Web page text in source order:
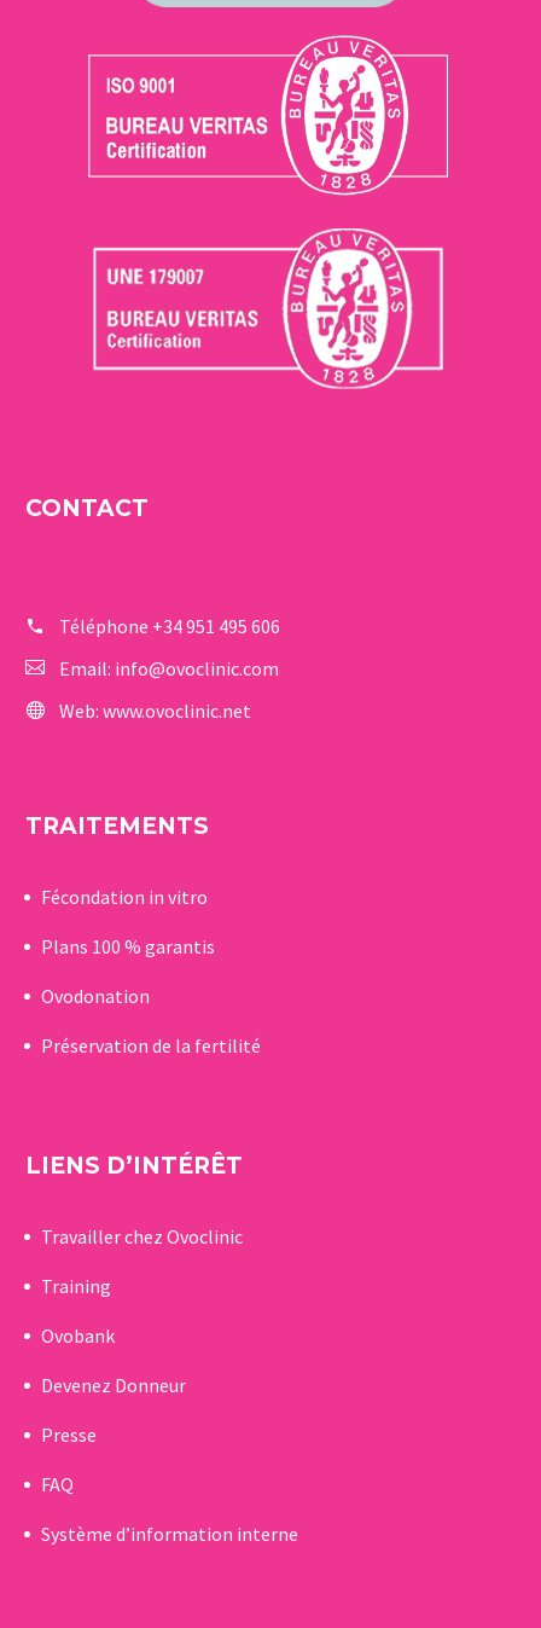
CONTACT
Téléphone +34 951 495 606
Email: info@ovoclinic.com
Web: www.ovoclinic.net
TRAITEMENTS
Fécondation in vitro
Plans 100 % garantis
Ovodonation
Préservation de la fertilité
LIENS D’INTÉRÊT
Travailler chez Ovoclinic
Training
Ovobank
Devenez Donneur
Presse
FAQ
Système d’information interne